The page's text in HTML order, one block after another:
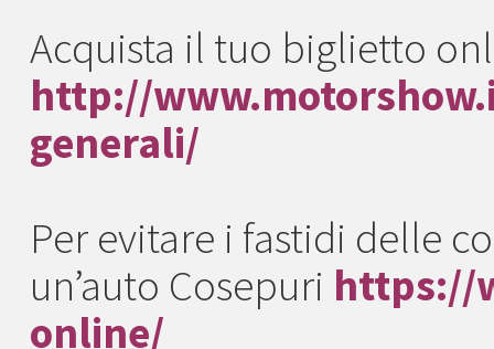
Acquista il tuo biglietto
http://
generali/
Per evitare i fastidi delle
un’auto Cosepuri https://
online/